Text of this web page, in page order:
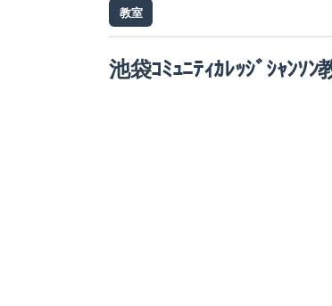
教室
池袋ｺﾐｭﾆﾃｨｶﾚｯｼﾞｼｬﾝｿﾝ